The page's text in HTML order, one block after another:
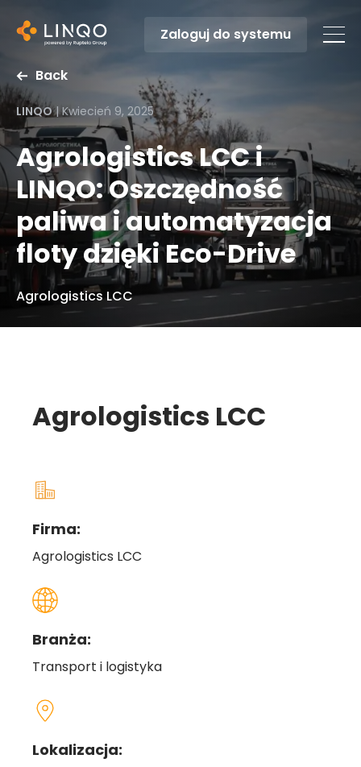
Zaloguj do systemu
Back
LINQO | Kwiecień 9, 2025
Agrologistics LCC i
LINQO: Oszczędność
paliwa i automatyzacja
floty dzięki Eco-Drive
Agrologistics LCC
Agrologistics LCC
Firma:
Agrologistics LCC
Branża:
Transport i logistyka
Lokalizacja: